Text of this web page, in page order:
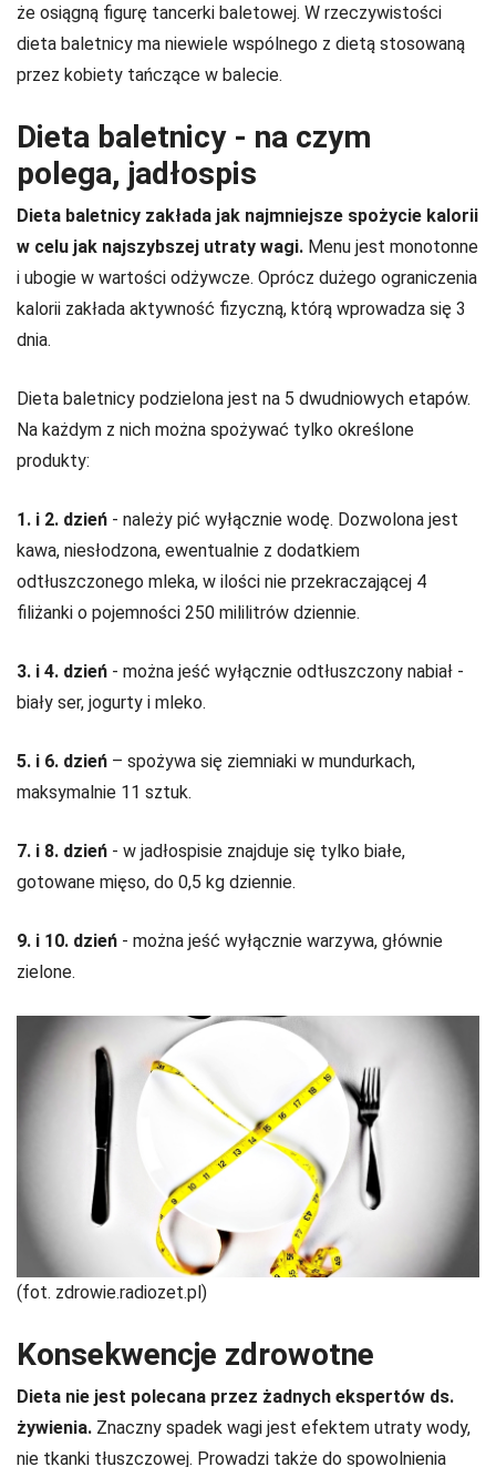
że osiągną figurę tancerki baletowej. W rzeczywistości
dieta baletnicy ma niewiele wspólnego z dietą stosowaną
przez kobiety tańczące w balecie.
Dieta baletnicy - na czym
polega, jadłospis
Dieta baletnicy zakłada jak najmniejsze spożycie kalorii
w celu jak najszybszej utraty wagi. Menu jest monotonne
i ubogie w wartości odżywcze. Oprócz dużego ograniczenia
kalorii zakłada aktywność fizyczną, którą wprowadza się 3
dnia.
Dieta baletnicy podzielona jest na 5 dwudniowych etapów.
Na każdym z nich można spożywać tylko określone
produkty:
1. i 2. dzień - należy pić wyłącznie wodę. Dozwolona jest
kawa, niesłodzona, ewentualnie z dodatkiem
odtłuszczonego mleka, w ilości nie przekraczającej 4
filiżanki o pojemności 250 mililitrów dziennie.
3. i 4. dzień - można jeść wyłącznie odtłuszczony nabiał -
biały ser, jogurty i mleko.
5. i 6. dzień – spożywa się ziemniaki w mundurkach,
maksymalnie 11 sztuk.
7. i 8. dzień - w jadłospisie znajduje się tylko białe,
gotowane mięso, do 0,5 kg dziennie.
9. i 10. dzień - można jeść wyłącznie warzywa, głównie
zielone.
(fot. zdrowie.radiozet.pl)
Konsekwencje zdrowotne
Dieta nie jest polecana przez żadnych ekspertów ds.
żywienia. Znaczny spadek wagi jest efektem utraty wody,
nie tkanki tłuszczowej. Prowadzi także do spowolnienia